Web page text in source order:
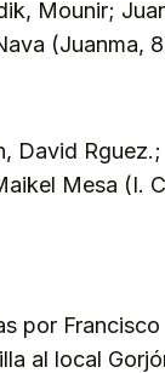
Mounir;
(Juanma,
David
Mesa (I.
por
al local